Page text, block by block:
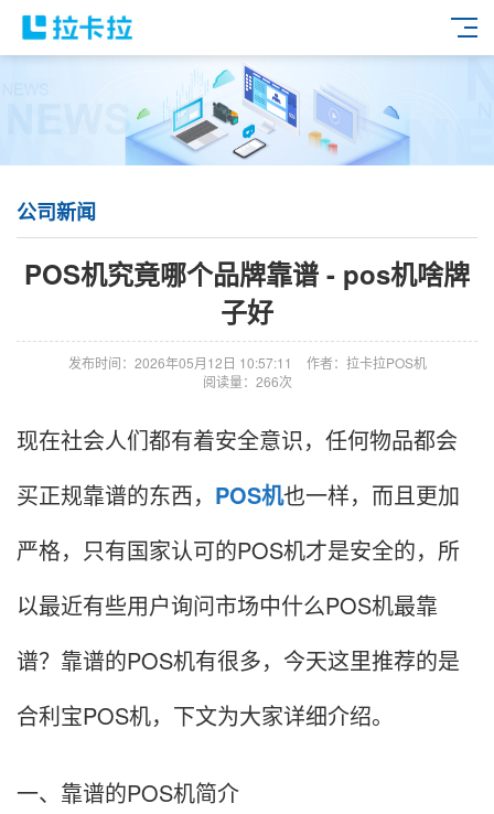
公司新闻
POS机究竟哪个品牌靠谱 - pos机啥牌
子好
发布时间：2026年05月12日 10:57:11
作者：拉卡拉POS机
阅读量：266次
现在社会人们都有着安全意识，任何物品都会
买正规靠谱的东西， POS机也一样，而且更加
严格，只有国家认可的POS机才是安全的，所
以最近有些用户询问市场中什么POS机最靠
谱？靠谱的POS机有很多，今天这里推荐的是
合利宝POS机，下文为大家详细介绍。
一、靠谱的POS机简介